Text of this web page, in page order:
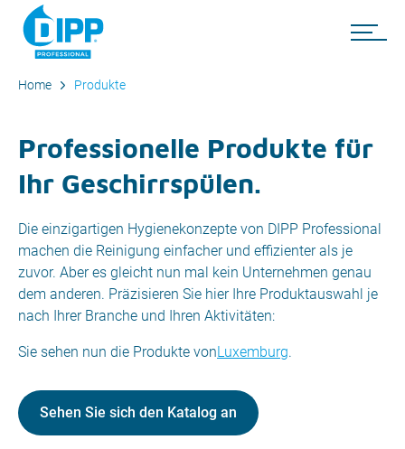
Home Produkte
Professionelle Produkte für
Ihr Geschirrspülen.
Die einzigartigen Hygienekonzepte von DIPP Professional
machen die Reinigung einfacher und effizienter als je
zuvor. Aber es gleicht nun mal kein Unternehmen genau
dem anderen. Präzisieren Sie hier Ihre Produktauswahl je
nach Ihrer Branche und Ihren Aktivitäten:
Sie sehen nun die Produkte vonLuxemburg.
Sehen Sie sich den Katalog an